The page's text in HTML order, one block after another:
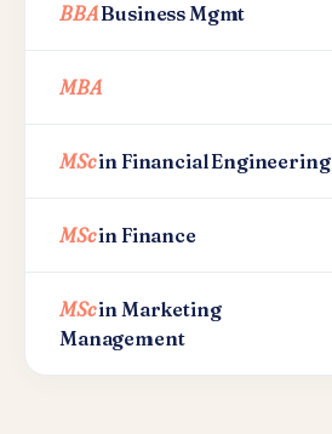
BBABusiness Mgmt
MBA
MScin Financial Engineering
MScin Finance
MScin Marketing
Management